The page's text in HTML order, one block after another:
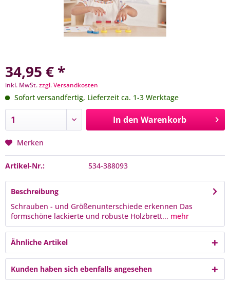
34,95 € *
inkl. MwSt.zzgl. Versandkosten
Sofort versandfertig, Lieferzeit ca. 1-3 Werktage
In den Warenkorb
Merken
Artikel-Nr.: 534-388093
Beschreibung
Schrauben - und Größenunterschiede erkennen Das
formschöne lackierte und robuste Holzbrett... mehr
Ähnliche Artikel
Kunden haben sich ebenfalls angesehen